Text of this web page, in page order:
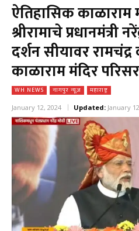
ऐतिहासिक काळाराम
श्रीरामाचे प्रधानमंत्री
दर्शन सीयावर
काळाराम मंदिर
WH NEWS नागपुर न्यूज़ महाराष्ट्र
January 12, 2024 Updated: January